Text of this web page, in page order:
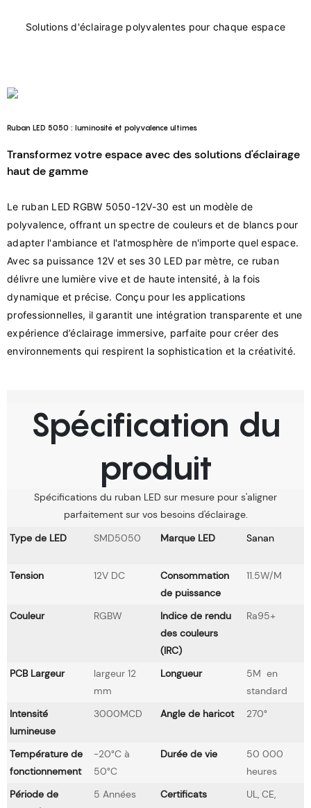
Ruban LED 5050 : luminosité et polyvalence ultimes
Transformez votre espace avec des solutions d'éclairage
haut de gamme
Le ruban LED RGBW 5050-12V-30 est un modèle de
polyvalence, offrant un spectre de couleurs et de blancs pour
adapter l'ambiance et l'atmosphère de n'importe quel espace.
Avec sa puissance 12V et ses 30 LED par mètre, ce ruban
délivre une lumière vive et de haute intensité, à la fois
dynamique et précise. Conçu pour les applications
professionnelles, il garantit une intégration transparente et une
expérience d’éclairage immersive, parfaite pour créer des
Spécification du
produit
Spécifications du ruban LED sur mesure pour s'aligner
parfaitement sur vos besoins d'éclairage.
Type de LED
SMD5050 Marque LED Sanan
Tension 12V DC
Consommation
de puissance
11.5W/M
Couleur RGBW
Indice de rendu
des couleurs
(IRC)
Ra95+
PCB Largeur
largeur 12
mm
Longueur
5M en
standard
Intensité
lumineuse
3000MCD Angle de haricot 270°
Température de
fonctionnement
-20°C à
50°C
Durée de vie
50 000
heures
Période de
5 Années Certificats
UL, CE,